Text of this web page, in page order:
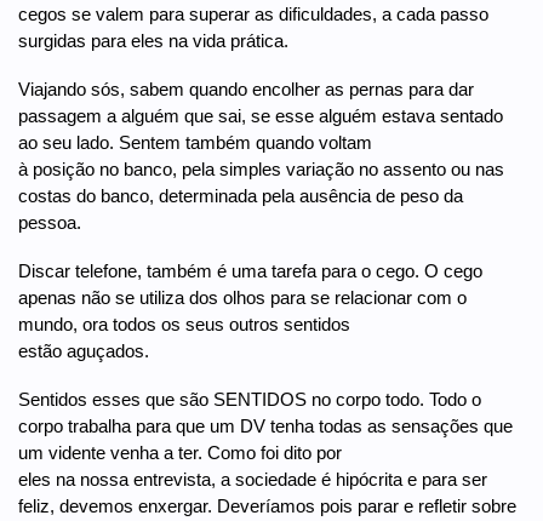
cegos se valem para superar as dificuldades, a cada passo
surgidas para eles na vida prática.
Viajando sós, sabem quando encolher as pernas para dar
passagem a alguém que sai, se esse alguém estava sentado
ao seu lado. Sentem também quando voltam
à posição no banco, pela simples variação no assento ou nas
costas do banco, determinada pela ausência de peso da
pessoa.
Discar telefone, também é uma tarefa para o cego. O cego
apenas não se utiliza dos olhos para se relacionar com o
mundo, ora todos os seus outros sentidos
estão aguçados.
Sentidos esses que são SENTIDOS no corpo todo. Todo o
corpo trabalha para que um DV tenha todas as sensações que
um vidente venha a ter. Como foi dito por
eles na nossa entrevista, a sociedade é hipócrita e para ser
feliz, devemos enxergar. Deveríamos pois parar e refletir sobre